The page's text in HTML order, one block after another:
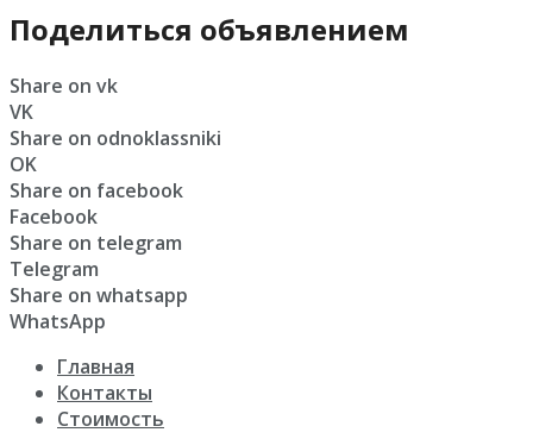
Поделиться объявлением
Share on vk
VK
Share on odnoklassniki
OK
Share on facebook
Facebook
Share on telegram
Telegram
Share on whatsapp
WhatsApp
Главная
Контакты
Стоимость